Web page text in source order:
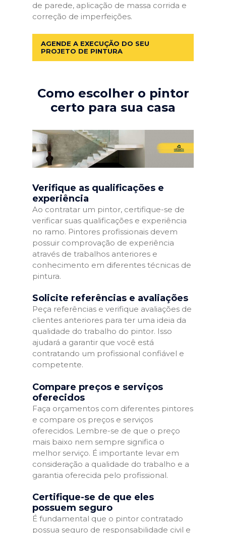
de parede, aplicação de massa corrida e
correção de imperfeições.
AGENDE A EXECUÇÃO DO SEU
PROJETO DE PINTURA
Como escolher o pintor
certo para sua casa
Verifique as qualificações e
experiência
Ao contratar um pintor, certifique-se de
verificar suas qualificações e experiência
no ramo. Pintores profissionais devem
possuir comprovação de experiência
através de trabalhos anteriores e
conhecimento em diferentes técnicas de
pintura.
Solicite referências e avaliações
Peça referências e verifique avaliações de
clientes anteriores para ter uma ideia da
qualidade do trabalho do pintor. Isso
ajudará a garantir que você está
contratando um profissional confiável e
competente.
Compare preços e serviços
oferecidos
Faça orçamentos com diferentes pintores
e compare os preços e serviços
oferecidos. Lembre-se de que o preço
mais baixo nem sempre significa o
melhor serviço. É importante levar em
consideração a qualidade do trabalho e a
garantia oferecida pelo profissional.
Certifique-se de que eles
possuem seguro
É fundamental que o pintor contratado
possua seguro de responsabilidade civil e